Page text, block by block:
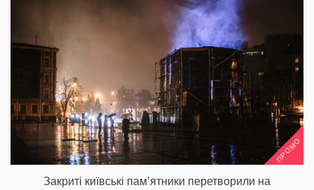
ПРОМО
Закриті київські пам’ятники перетворили на